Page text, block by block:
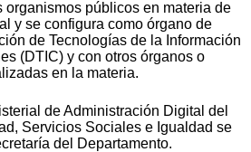
organismos públicos en materia de
y se configura como órgano de
de Tecnologías de la Información
(DTIC) y con otros órganos o
en la materia.
de Administración Digital del
Servicios Sociales e Igualdad se
del Departamento.